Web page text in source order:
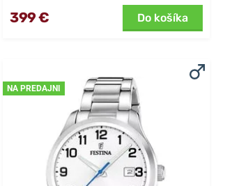
399 € Do košíka
NA PREDAJNI